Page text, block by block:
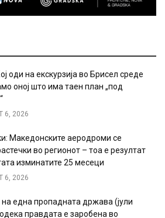
оди на екскурзија во Брисел среде
оној што има таен план „под
6, 2026
Македонските аеродроми се
во регионот – тоа е резултат
изминатите 25 месеци
6, 2026
една пропадната држава (јули
правдата е заробена во